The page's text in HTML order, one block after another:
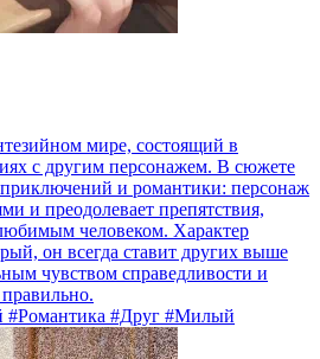
мире, состоящий в
с другим персонажем. В сюжете
и романтики: персонаж
и преодолевает препятствия,
человеком. Характер
он всегда ставит других выше
чувством справедливости и
правильно.
#Романтика #Друг #Милый